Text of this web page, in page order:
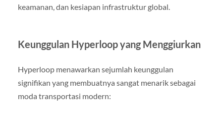
keamanan, dan kesiapan infrastruktur global.
Keunggulan Hyperloop yang Menggiurkan
Hyperloop menawarkan sejumlah keunggulan
signifikan yang membuatnya sangat menarik sebagai
moda transportasi modern: